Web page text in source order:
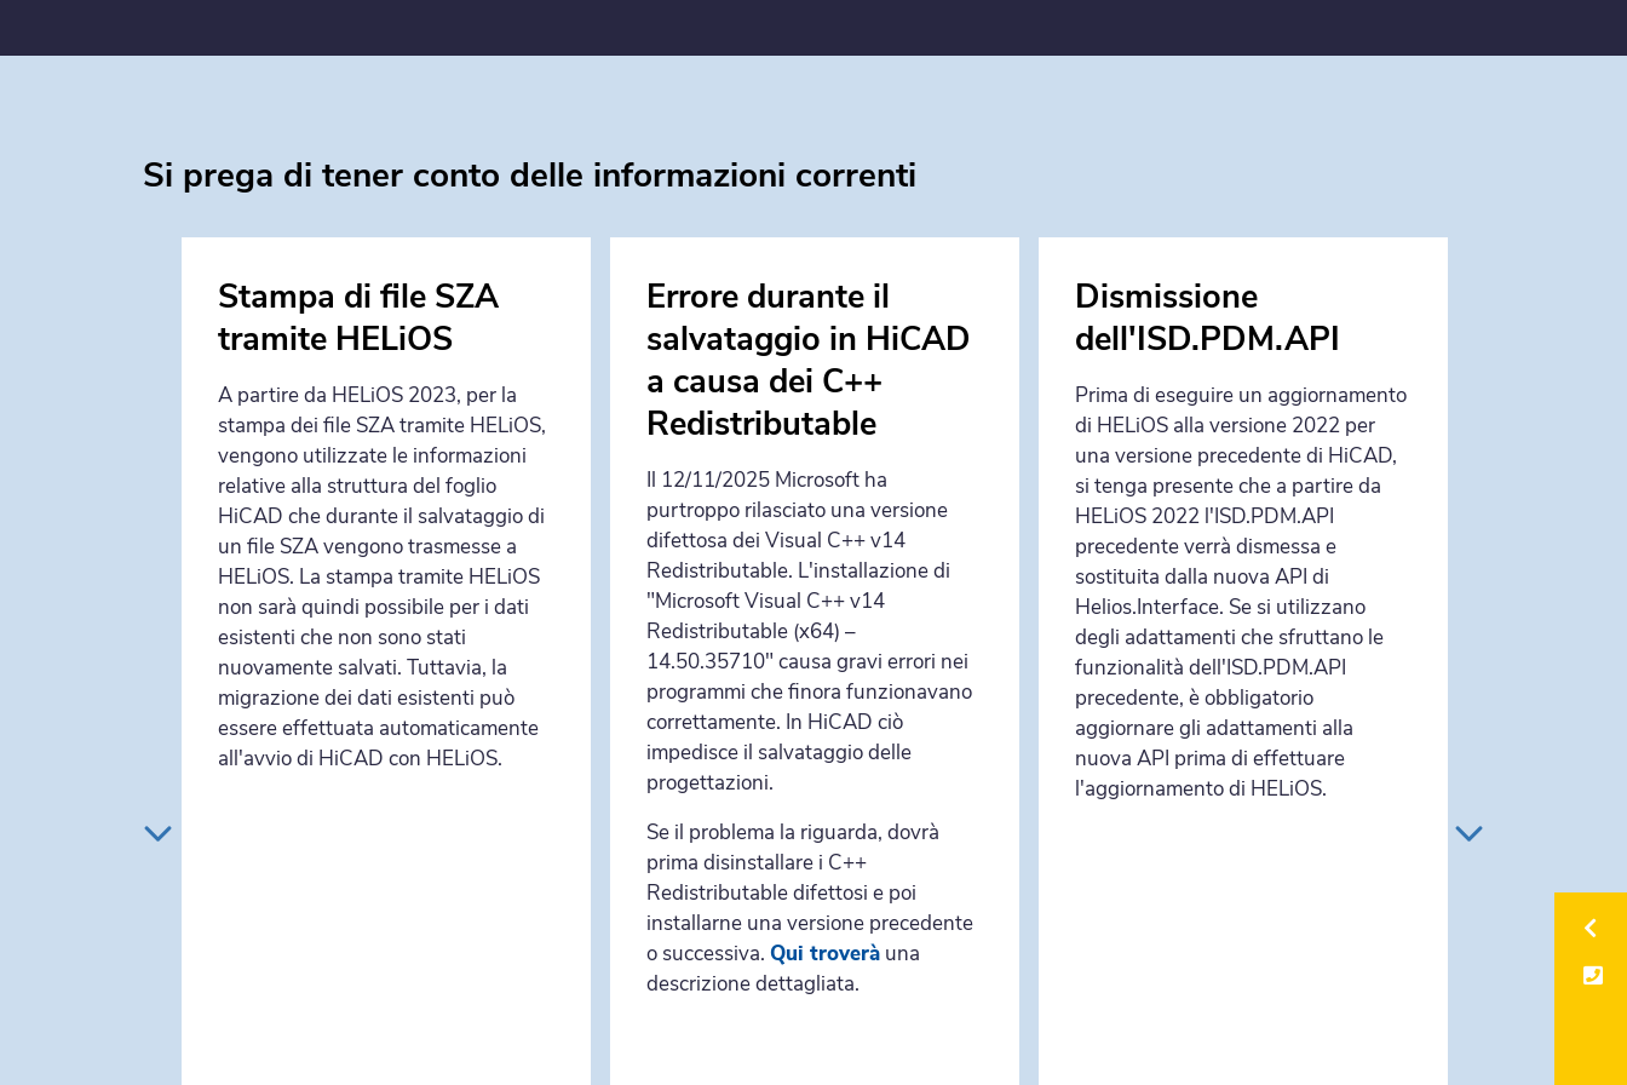
Si prega di tener conto delle informazioni correnti
Stampa di file SZA
tramite HELiOS
A partire da HELiOS 2023, per la
stampa dei file SZA tramite HELiOS,
vengono utilizzate le informazioni
relative alla struttura del foglio
HiCAD che durante il salvataggio di
un file SZA vengono trasmesse a
HELiOS. La stampa tramite HELiOS
non sarà quindi possibile per i dati
esistenti che non sono stati
nuovamente salvati. Tuttavia, la
migrazione dei dati esistenti può
essere effettuata automaticamente
all'avvio di HiCAD con HELiOS.
Errore durante il
salvataggio in HiCAD
a causa dei C++
Redistributable
Il 12/11/2025 Microsoft ha
purtroppo rilasciato una versione
difettosa dei Visual C++ v14
Redistributable. L'installazione di
"Microsoft Visual C++ v14
Redistributable (x64) –
14.50.35710" causa gravi errori nei
programmi che finora funzionavano
correttamente. In HiCAD ciò
impedisce il salvataggio delle
progettazioni.
Se il problema la riguarda, dovrà
prima disinstallare i C++
Redistributable difettosi e poi
installarne una versione precedente
o successiva. Qui troveràuna
descrizione dettagliata.
Dismissione
dell'ISD.PDM.API
Prima di eseguire un aggiornamento
di HELiOS alla versione 2022 per
una versione precedente di HiCAD,
si tenga presente che a partire da
HELiOS 2022 l'ISD.PDM.API
precedente verrà dismessa e
sostituita dalla nuova API di
Helios.Interface. Se si utilizzano
degli adattamenti che sfruttano le
funzionalità dell'ISD.PDM.API
precedente, è obbligatorio
aggiornare gli adattamenti alla
nuova API prima di effettuare
l'aggiornamento di HELiOS.